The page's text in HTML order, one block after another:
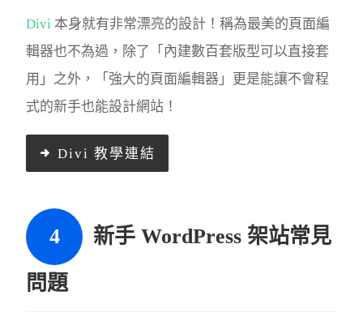
Divi 本身就有非常漂亮的設計！稱為最美的頁面編
輯器也不為過，除了「內建數百套版型可以直接套
用」之外，「強大的頁面編輯器」更是能讓不會程
式的新手也能設計網站！
Divi 教學連結
新手 WordPress 架站常見
問題